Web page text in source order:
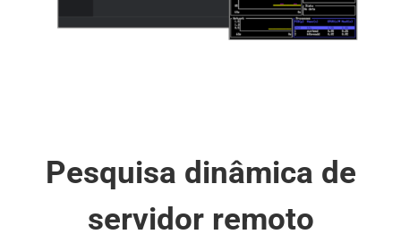
Pesquisa dinâmica de
servidor remoto